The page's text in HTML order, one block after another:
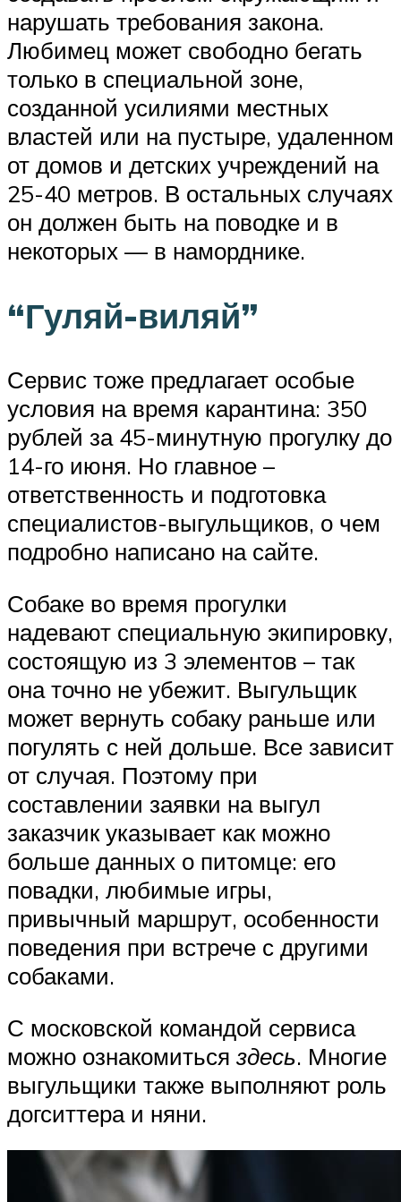
нарушать требования закона.
Любимец может свободно бегать
только в специальной зоне,
созданной усилиями местных
властей или на пустыре, удаленном
от домов и детских учреждений на
25-40 метров. В остальных случаях
он должен быть на поводке и в
некоторых — в наморднике.
“Гуляй-виляй”
Сервис тоже предлагает особые
условия на время карантина: 350
рублей за 45-минутную прогулку до
14-го июня. Но главное –
ответственность и подготовка
специалистов-выгульщиков, о чем
подробно написано на сайте.
Собаке во время прогулки
надевают специальную экипировку,
состоящую из 3 элементов – так
она точно не убежит. Выгульщик
может вернуть собаку раньше или
погулять с ней дольше. Все зависит
от случая. Поэтому при
составлении заявки на выгул
заказчик указывает как можно
больше данных о питомце: его
повадки, любимые игры,
привычный маршрут, особенности
поведения при встрече с другими
собаками.
С московской командой сервиса
можно ознакомиться здесь. Многие
выгульщики также выполняют роль
догситтера и няни.